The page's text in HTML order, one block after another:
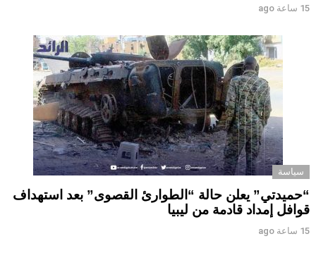
15 ساعة ago
سياسة
“حميدتي” يعلن حالة “الطوارئ القصوى” بعد استهداف
قوافل إمداد قادمة من ليبيا
15 ساعة ago